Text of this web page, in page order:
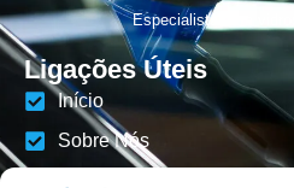
Especialistas em
Ligações Úteis
Início
Sobre Nós